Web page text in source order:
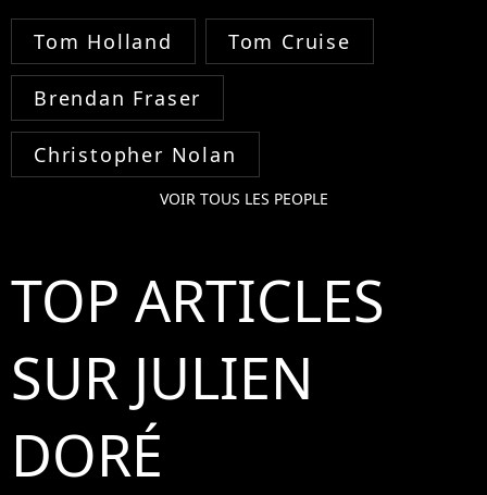
Tom Holland Tom Cruise
Brendan Fraser
Christopher Nolan
VOIR TOUS LES PEOPLE
TOP ARTICLES
SUR JULIEN
DORÉ